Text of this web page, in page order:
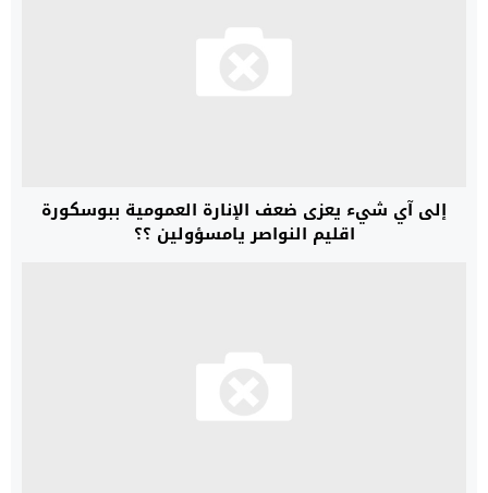
إلى آي شيء يعزى ضعف الإنارة العمومية ببوسكورة
اقليم النواصر يامسؤولين ؟؟